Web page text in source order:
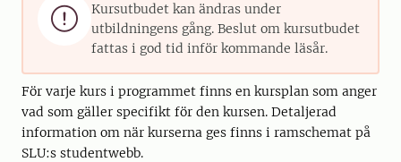

Kursutbudet kan ändras under
utbildningens gång. Beslut om kursutbudet
fattas i god tid inför kommande läsår.
För varje kurs i programmet finns en kursplan som anger
vad som gäller specifikt för den kursen. Detaljerad
information om när kurserna ges finns i ramschemat på
SLU:s studentwebb.